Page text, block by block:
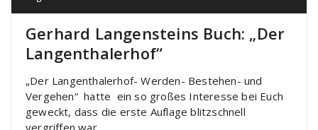
Gerhard Langensteins Buch: „Der
Langenthalerhof“
„Der Langenthalerhof- Werden- Bestehen- und
Vergehen“ hatte ein so großes Interesse bei Euch
geweckt, dass die erste Auflage blitzschnell
vergriffen war.